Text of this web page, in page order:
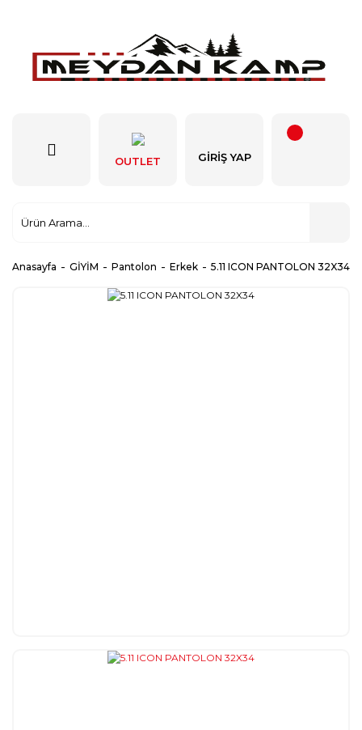
OUTLET GIRIŞ YAP
Anasayfa GİYİM Pantolon Erkek 5.11 ICON PANTOLON 32X34